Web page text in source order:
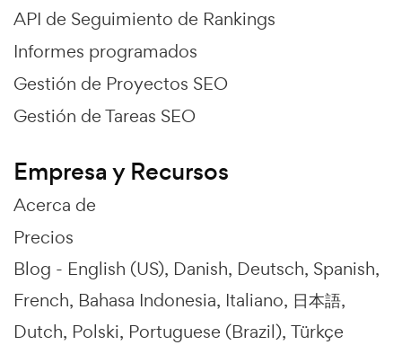
API de Seguimiento de Rankings
Informes programados
Gestión de Proyectos SEO
Gestión de Tareas SEO
Empresa y Recursos
Acerca de
Precios
Blog - English (US) Danish Deutsch Spanish
French Bahasa Indonesia Italiano 日本語
Dutch Polski Portuguese (Brazil) Türkçe